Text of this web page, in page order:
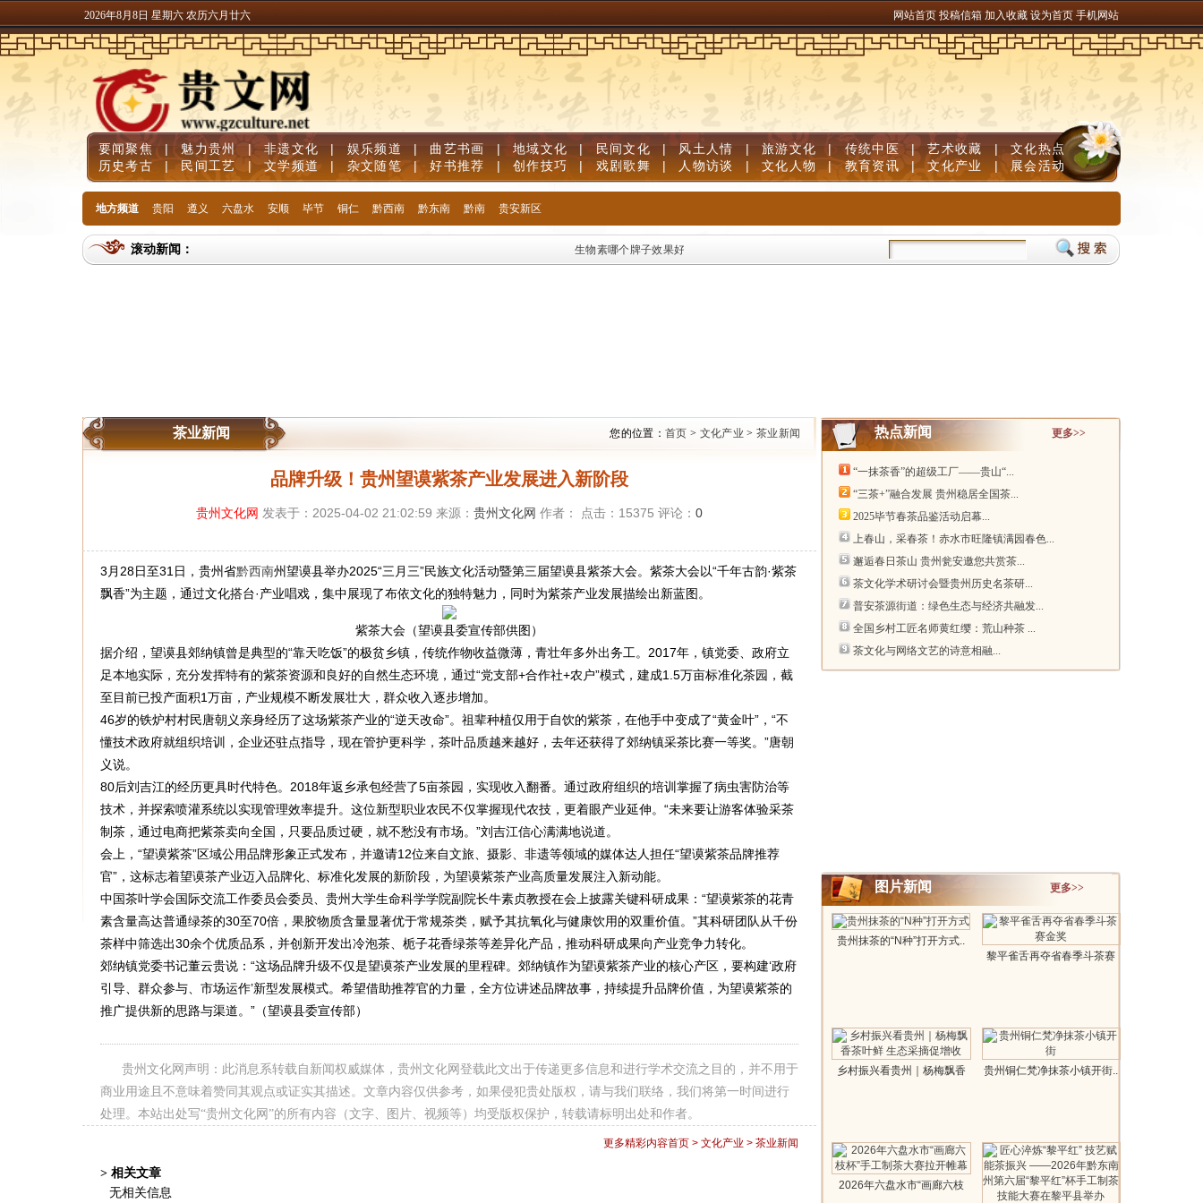
2026年8月8日 星期六 农历六月廿六 网站首页 投稿信箱 加入收藏 设为首页 手机网站
要闻聚焦 | 魅力贵州 | 非遗文化 | 娱乐频道 | 曲艺书画 | 地域文化 | 民间文化 | 风土人情 | 旅游文化 | 传统中医 | 艺术收藏 | 文化热点
历史考古
| 民间工艺 | 文学频道 | 杂文随笔 | 好书推荐 | 创作技巧 | 戏剧歌舞 | 人物访谈 | 文化人物 | 教育资讯 | 文化产业 | 展会活动
地方频道 贵阳 遵义 六盘水 安顺 毕节 铜仁 黔西南 黔东南 黔南 贵安新区
滚动新闻： 生物素哪个牌子效果好？高口碑生物素品牌优质榜单，足量维生素B族固发防脱清白发 儿童补脑产品如何挑选？DHA补脑品牌严
茶业新闻 您的位置： 首页 > 文化产业 > 茶业新闻
品牌升级！贵州望谟紫茶产业发展进入新阶段
贵州文化网 发表于：2025-04-02 21:02:59 来源： 贵州文化网 作者： 点击： 15375 评论： 0
3月28日至31日，贵州省黔西南州望谟县举办2025“三月三”民族文化活动暨第三届望谟县紫茶大会。紫茶大会以“千年古韵·紫茶
飘香”为主题，通过文化搭台·产业唱戏，集中展现了布依文化的独特魅力，同时为紫茶产业发展描绘出新蓝图。
紫茶大会（望谟县委宣传部供图）
据介绍，望谟县郊纳镇曾是典型的“靠天吃饭”的极贫乡镇，传统作物收益微薄，青壮年多外出务工。2017年，镇党委、政府立
足本地实际，充分发挥特有的紫茶资源和良好的自然生态环境，通过“党支部+合作社+农户”模式，建成1.5万亩标准化茶园，截
至目前已投产面积1万亩，产业规模不断发展壮大，群众收入逐步增加。
46岁的铁炉村村民唐朝义亲身经历了这场紫茶产业的“逆天改命”。祖辈种植仅用于自饮的紫茶，在他手中变成了“黄金叶”，“不
懂技术政府就组织培训，企业还驻点指导，现在管护更科学，茶叶品质越来越好，去年还获得了郊纳镇采茶比赛一等奖。”唐朝
义说。
80后刘吉江的经历更具时代特色。2018年返乡承包经营了5亩茶园，实现收入翻番。通过政府组织的培训掌握了病虫害防治等
技术，并探索喷灌系统以实现管理效率提升。这位新型职业农民不仅掌握现代农技，更着眼产业延伸。“未来要让游客体验采茶
制茶，通过电商把紫茶卖向全国，只要品质过硬，就不愁没有市场。”刘吉江信心满满地说道。
会上，“望谟紫茶”区域公用品牌形象正式发布，并邀请12位来自文旅、摄影、非遗等领域的媒体达人担任“望谟紫茶品牌推荐
官”，这标志着望谟茶产业迈入品牌化、标准化发展的新阶段，为望谟紫茶产业高质量发展注入新动能。
中国茶叶学会国际交流工作委员会委员、贵州大学生命科学学院副院长牛素贞教授在会上披露关键科研成果：“望谟紫茶的花青
素含量高达普通绿茶的30至70倍，果胶物质含量显著优于常规茶类，赋予其抗氧化与健康饮用的双重价值。”其科研团队从千份
茶样中筛选出30余个优质品系，并创新开发出冷泡茶、栀子花香绿茶等差异化产品，推动科研成果向产业竞争力转化。
郊纳镇党委书记董云贵说：“这场品牌升级不仅是望谟茶产业发展的里程碑。郊纳镇作为望谟紫茶产业的核心产区，要构建‘政府
引导、群众参与、市场运作’新型发展模式。希望借助推荐官的力量，全方位讲述品牌故事，持续提升品牌价值，为望谟紫茶的
推广提供新的思路与渠道。”（望谟县委宣传部）
贵州文化网声明：此消息系转载自新闻权威媒体，贵州文化网登载此文出于传递更多信息和进行学术交流之目的，并不用于
商业用途且不意味着赞同其观点或证实其描述。文章内容仅供参考，如果侵犯贵处版权，请与我们联络，我们将第一时间进行
处理。本站出处写“贵州文化网”的所有内容（文字、图片、视频等）均受版权保护，转载请标明出处和作者。
更多精彩内容首页 > 文化产业 > 茶业新闻
> 相关文章
无相关信息
热点新闻 更多>>
“一抹茶香”的超级工厂——贵山“...
“三茶+”融合发展 贵州稳居全国茶...
2025毕节春茶品鉴活动启幕...
上春山，采春茶！赤水市旺隆镇满园春色...
邂逅春日茶山 贵州瓮安邀您共赏茶...
茶文化学术研讨会暨贵州历史名茶研...
普安茶源街道：绿色生态与经济共融发...
全国乡村工匠名师黄红缨：荒山种茶 ...
茶文化与网络文艺的诗意相融...
图片新闻 更多>>
贵州抹茶的“N种”打开方式..
黎平雀舌再夺省春季斗茶赛
乡村振兴看贵州｜杨梅飘香
贵州铜仁梵净抹茶小镇开街..
2026年六盘水市“画廊六枝